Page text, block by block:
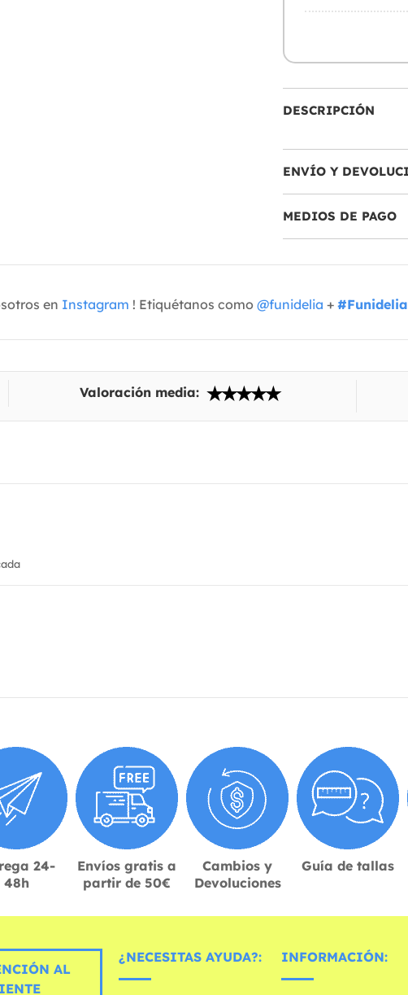
DESCRIPCIÓN
ENVÍO Y
MEDIOS DE PAGO
en Instagram ! Etiquétanos como @funidelia + #Funidelia
Valoración media:
24-
48h
Envíos gratis a
partir de 50€
Cambios y
Devoluciones
Guía de tallas
AL
¿NECESITAS AYUDA?: INFORMACIÓN: